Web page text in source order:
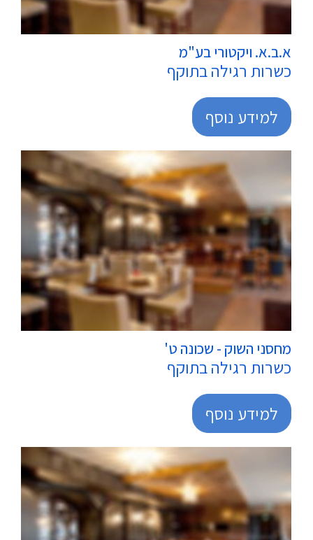
א.ב.א. ויקטורי בע"מ
כשרות רגילה בתוקף
למידע נוסף
מרכולים
מחסני השוק - שכונה ט'
כשרות רגילה בתוקף
למידע נוסף